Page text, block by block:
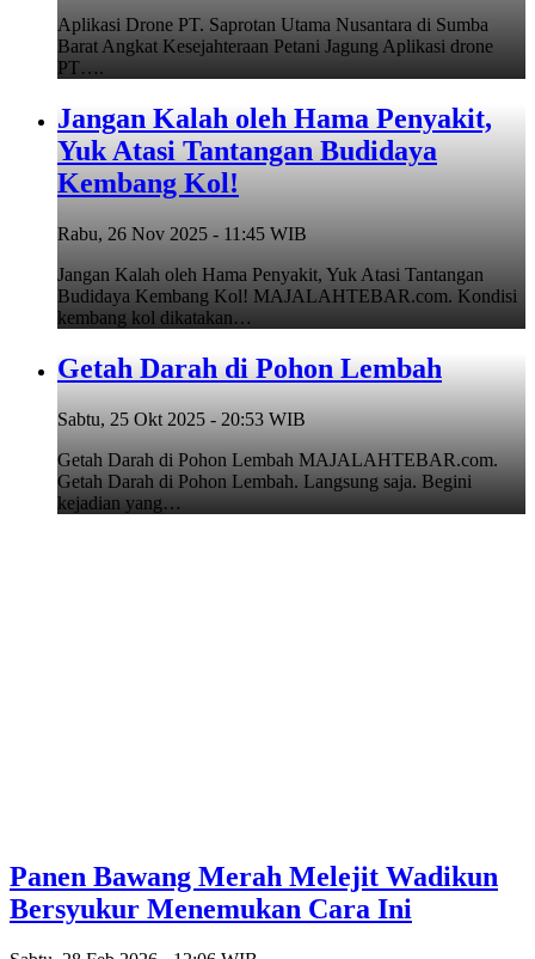
Aplikasi Drone PT. Saprotan Utama Nusantara di Sumba
Barat Angkat Kesejahteraan Petani Jagung Aplikasi drone
PT….
Jangan Kalah oleh Hama Penyakit,
Yuk Atasi Tantangan Budidaya
Kembang Kol!
Rabu, 26 Nov 2025 - 11:45 WIB
Jangan Kalah oleh Hama Penyakit, Yuk Atasi Tantangan
Budidaya Kembang Kol! MAJALAHTEBAR.com. Kondisi
kembang kol dikatakan…
Getah Darah di Pohon Lembah
Sabtu, 25 Okt 2025 - 20:53 WIB
Getah Darah di Pohon Lembah MAJALAHTEBAR.com.
Getah Darah di Pohon Lembah. Langsung saja. Begini
kejadian yang…
Panen Bawang Merah Melejit Wadikun
Bersyukur Menemukan Cara Ini